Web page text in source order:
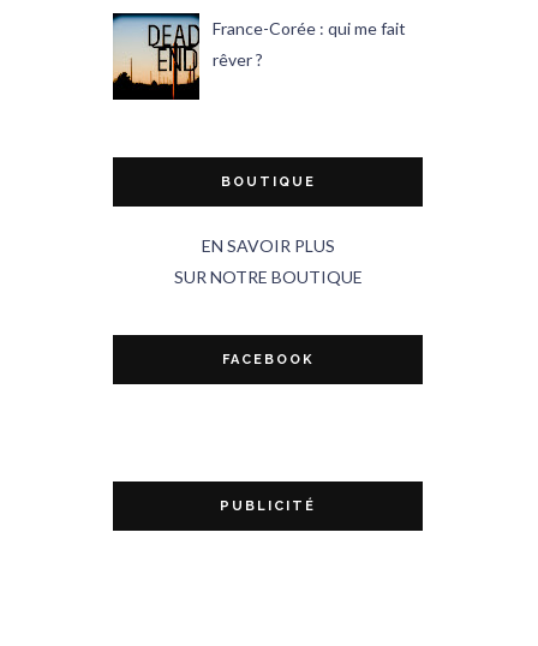
France-Corée : qui me fait
rêver ?
BOUTIQUE
EN SAVOIR PLUS
SUR NOTRE BOUTIQUE
FACEBOOK
PUBLICITÉ